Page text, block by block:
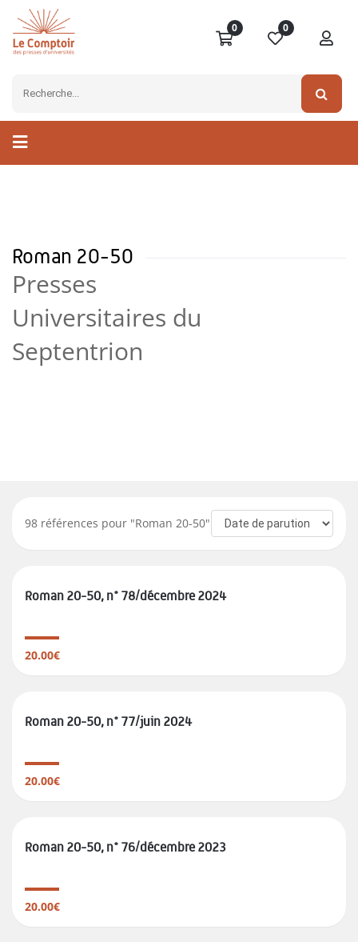
0 0
Roman 20-50
Presses
Universitaires du
Septentrion
98 références pour "Roman 20-50"
Roman 20-50, n° 78/décembre 2024
20.00€
Roman 20-50, n° 77/juin 2024
20.00€
Roman 20-50, n° 76/décembre 2023
20.00€